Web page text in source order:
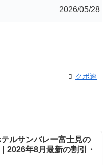
2026/05/28
クポ速
ルサンバレー富士見の
2026年8月最新の割引・